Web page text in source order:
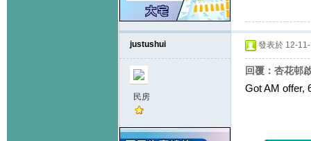
justushui
民房
發表於 12-
回覆：杏花邨
Got AM offer,